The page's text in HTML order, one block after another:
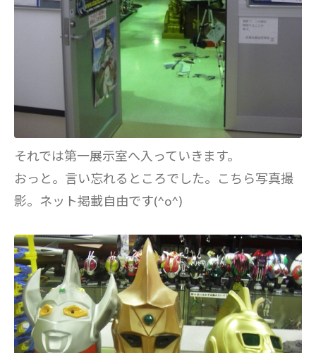
それでは第一展示室へ入っていきます。
おっと。言い忘れるところでした。こちら写真撮
影。ネット掲載自由です(^o^)